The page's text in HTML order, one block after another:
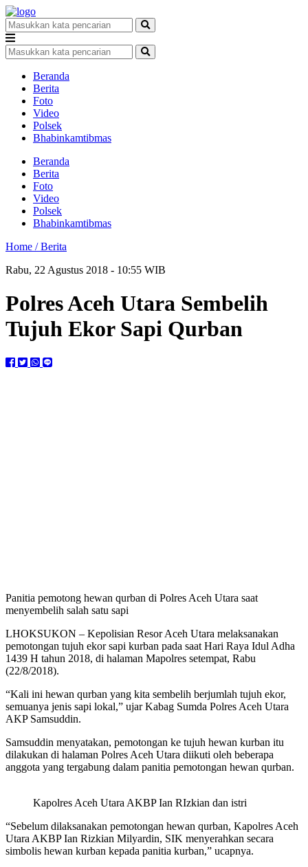
Beranda
Berita
Foto
Video
Polsek
Bhabinkamtibmas
Beranda
Berita
Foto
Video
Polsek
Bhabinkamtibmas
Home /Berita
Rabu, 22 Agustus 2018 - 10:55 WIB
Polres Aceh Utara Sembelih
Tujuh Ekor Sapi Qurban
Panitia pemotong hewan qurban di Polres Aceh Utara saat
menyembelih salah satu sapi
LHOKSUKON – Kepolisian Resor Aceh Utara melaksanakan
pemotongan tujuh ekor sapi kurban pada saat Hari Raya Idul Adha
1439 H tahun 2018, di halaman Mapolres setempat, Rabu
(22/8/2018).
“Kali ini hewan qurban yang kita sembelih berjumlah tujuh ekor,
semuanya jenis sapi lokal,” ujar Kabag Sumda Polres Aceh Utara
AKP Samsuddin.
Samsuddin menyatakan, pemotongan ke tujuh hewan kurban itu
dilakukan di halaman Polres Aceh Utara diikuti oleh beberapa
anggota yang tergabung dalam panitia pemotongan hewan qurban.
Kapolres Aceh Utara AKBP Ian RIzkian dan istri
“Sebelum dilaksanakan pemotongan hewan qurban, Kapolres Aceh
Utara AKBP Ian Rizkian Milyardin, SIK menyerahkan secara
simbolis hewan kurban kepada panitia kurban,” ucapnya.